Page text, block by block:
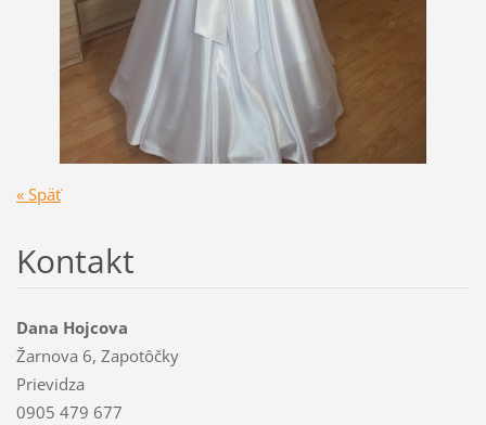
« Späť
Kontakt
Dana Hojcova
Žarnova 6, Zapotôčky
Prievidza
0905 479 677